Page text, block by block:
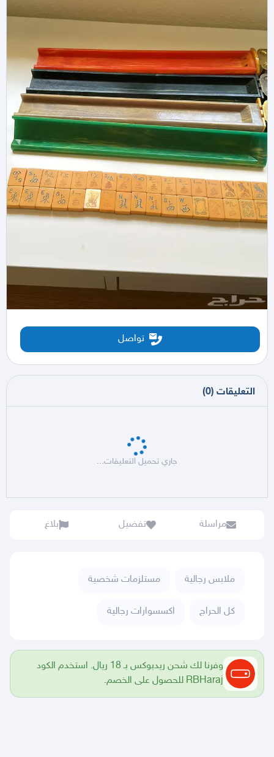
تواصل
التعليقات (
0
)
جاري تحميل التعليقات...
مراسلة تفضيل بلاغ
ملابس رجالية مستلزمات شخصية
كل الحراج اكسسوارات رجالية
وفرنا لك شحن ريدبوكس بـ 18 ريال. استخدم الكود
RBHaraj للحصول على الخصم.